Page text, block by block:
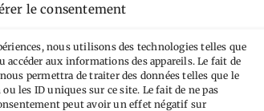
le consentement
nous utilisons des technologies telles que
accéder aux informations des appareils. Le fait de
permettra de traiter des données telles que le
les ID uniques sur ce site. Le fait de ne pas
peut avoir un effet négatif sur